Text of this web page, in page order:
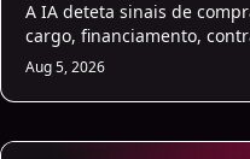
concorrência
A IA deteta sinais de
cargo, financiamento,
mais fiáveis e como agir.
Aug 5, 2026